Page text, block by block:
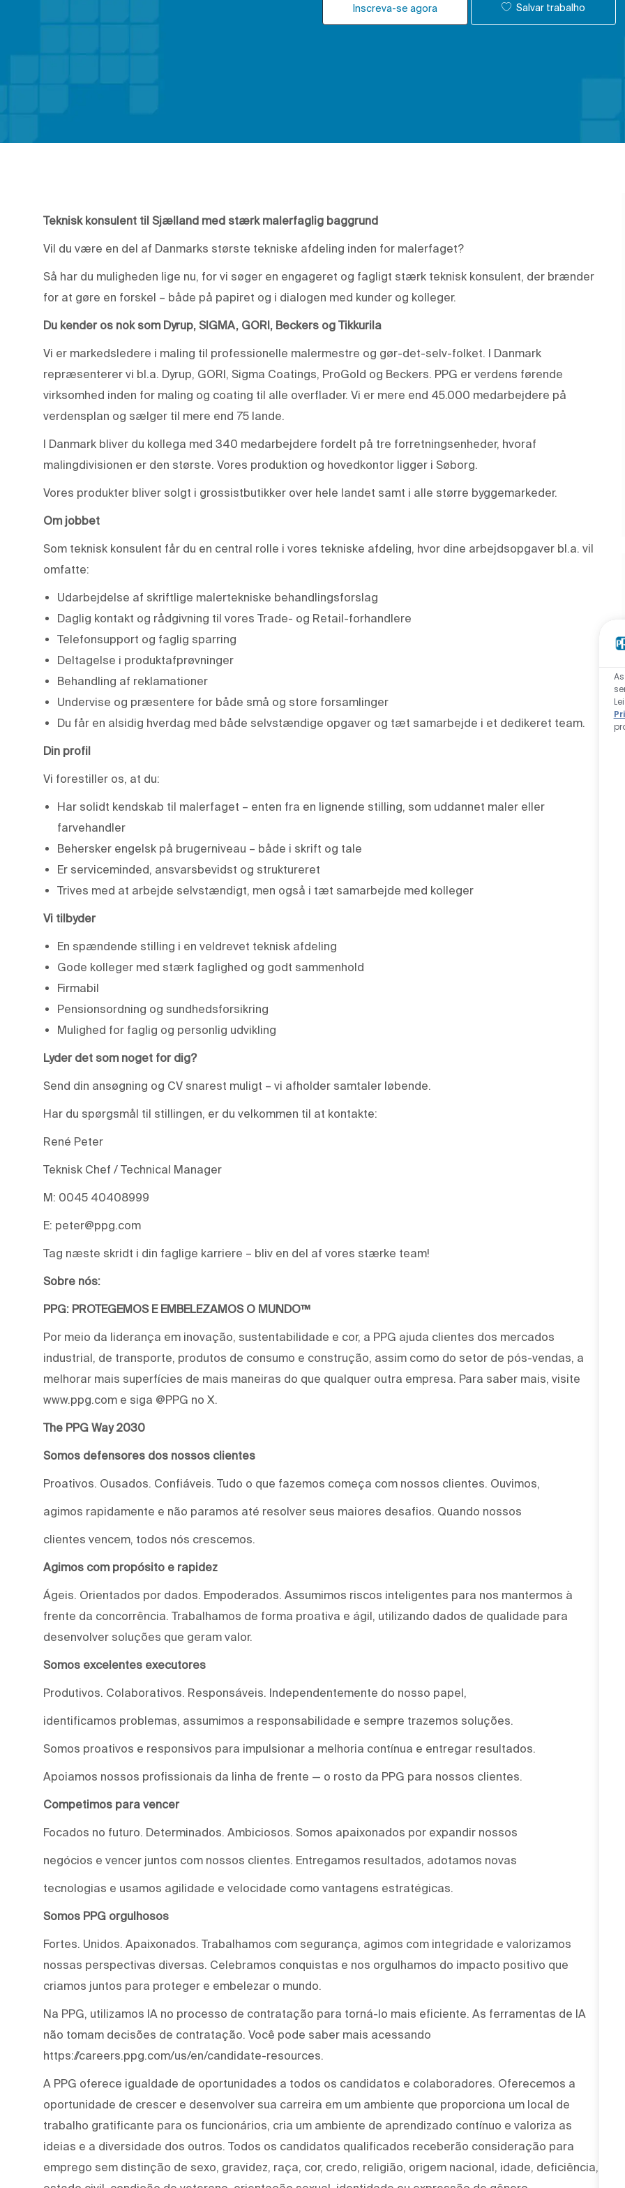
Inscreva-se agora Salvar trabalho
Teknisk konsulent til Sjælland med stærk malerfaglig baggrund
Vil du være en del af Danmarks største tekniske afdeling inden for malerfaget?
Så har du muligheden lige nu, for vi søger en engageret og fagligt stærk teknisk konsulent, der brænder
for at gøre en forskel – både på papiret og i dialogen med kunder og kolleger.
Du kender os nok som Dyrup, SIGMA, GORI, Beckers og Tikkurila
Vi er markedsledere i maling til professionelle malermestre og gør-det-selv-folket. I Danmark
repræsenterer vi bl.a. Dyrup, GORI, Sigma Coatings, ProGold og Beckers. PPG er verdens førende
virksomhed inden for maling og coating til alle overflader. Vi er mere end 45.000 medarbejdere på
verdensplan og sælger til mere end 75 lande.
I Danmark bliver du kollega med 340 medarbejdere fordelt på tre forretningsenheder, hvoraf
malingdivisionen er den største. Vores produktion og hovedkontor ligger i Søborg.
Vores produkter bliver solgt i grossistbutikker over hele landet samt i alle større byggemarkeder.
Om jobbet
Som teknisk konsulent får du en central rolle i vores tekniske afdeling, hvor dine arbejdsopgaver bl.a. vil
omfatte:
Udarbejdelse af skriftlige malertekniske behandlingsforslag
Daglig kontakt og rådgivning til vores Trade- og Retail-forhandlere
Telefonsupport og faglig sparring
Deltagelse i produktafprøvninger
Behandling af reklamationer
Undervise og præsentere for både små og store forsamlinger
Du får en alsidig hverdag med både selvstændige opgaver og tæt samarbejde i et dedikeret team.
Din profil
Vi forestiller os, at du:
Har solidt kendskab til malerfaget – enten fra en lignende stilling, som uddannet maler eller
farvehandler
Behersker engelsk på brugerniveau – både i skrift og tale
Er serviceminded, ansvarsbevidst og struktureret
Trives med at arbejde selvstændigt, men også i tæt samarbejde med kolleger
Vi tilbyder
En spændende stilling i en veldrevet teknisk afdeling
Gode kolleger med stærk faglighed og godt sammenhold
Firmabil
Pensionsordning og sundhedsforsikring
Mulighed for faglig og personlig udvikling
Lyder det som noget for dig?
Send din ansøgning og CV snarest muligt – vi afholder samtaler løbende.
Har du spørgsmål til stillingen, er du velkommen til at kontakte:
René Peter
Teknisk Chef / Technical Manager
M: 0045 40408999
E: peter@ppg.com
Tag næste skridt i din faglige karriere – bliv en del af vores stærke team!
Sobre nós:
PPG: PROTEGEMOS E EMBELEZAMOS O MUNDO™
Por meio da liderança em inovação, sustentabilidade e cor, a PPG ajuda clientes dos mercados
industrial, de transporte, produtos de consumo e construção, assim como do setor de pós-vendas, a
melhorar mais superfícies de mais maneiras do que qualquer outra empresa. Para saber mais, visite
www.ppg.com e siga @PPG no X.
The PPG Way 2030
Somos defensores dos nossos clientes
Proativos. Ousados. Confiáveis. Tudo o que fazemos começa com nossos clientes. Ouvimos,
agimos rapidamente e não paramos até resolver seus maiores desafios. Quando nossos
clientes vencem, todos nós crescemos.
Agimos com propósito e rapidez
Ágeis. Orientados por dados. Empoderados. Assumimos riscos inteligentes para nos mantermos à
frente da concorrência. Trabalhamos de forma proativa e ágil, utilizando dados de qualidade para
desenvolver soluções que geram valor.
Somos excelentes executores
Produtivos. Colaborativos. Responsáveis. Independentemente do nosso papel,
identificamos problemas, assumimos a responsabilidade e sempre trazemos soluções.
Somos proativos e responsivos para impulsionar a melhoria contínua e entregar resultados.
Apoiamos nossos profissionais da linha de frente — o rosto da PPG para nossos clientes.
Competimos para vencer
Focados no futuro. Determinados. Ambiciosos. Somos apaixonados por expandir nossos
negócios e vencer juntos com nossos clientes. Entregamos resultados, adotamos novas
tecnologias e usamos agilidade e velocidade como vantagens estratégicas.
Somos PPG orgulhosos
Fortes. Unidos. Apaixonados. Trabalhamos com segurança, agimos com integridade e valorizamos
nossas perspectivas diversas. Celebramos conquistas e nos orgulhamos do impacto positivo que
criamos juntos para proteger e embelezar o mundo.
Na PPG, utilizamos IA no processo de contratação para torná-lo mais eficiente. As ferramentas de IA
não tomam decisões de contratação. Você pode saber mais acessando
https://careers.ppg.com/us/en/candidate-resources.
A PPG oferece igualdade de oportunidades a todos os candidatos e colaboradores. Oferecemos a
oportunidade de crescer e desenvolver sua carreira em um ambiente que proporciona um local de
trabalho gratificante para os funcionários, cria um ambiente de aprendizado contínuo e valoriza as
ideias e a diversidade dos outros. Todos os candidatos qualificados receberão consideração para
emprego sem distinção de sexo, gravidez, raça, cor, credo, religião, origem nacional, idade, deficiência,